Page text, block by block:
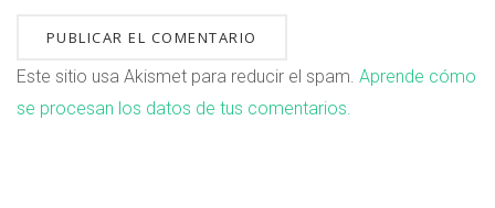
Este sitio usa Akismet para reducir el spam. Aprende cómo
se procesan los datos de tus comentarios.